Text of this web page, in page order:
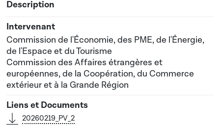
Commission de l'Économie, des PME, de l'Énergie,
de l'Espace et du Tourisme
Commission des Affaires étrangères et
européennes, de la Coopération, du Commerce
extérieur et à la Grande Région
20260219_PV_2